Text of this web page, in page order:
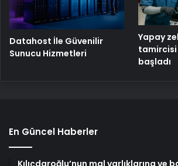
Datahost İle Güvenilir
Sunucu Hizmetleri
Yapay
tamircisi
başladı
En Güncel Haberler